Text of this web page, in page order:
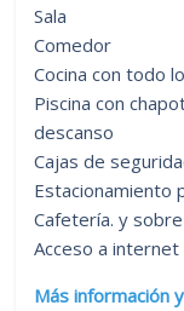
Sala
Comedor
Cocina con todo
Piscina con
descanso
Cajas de
Estacionamiento
Cafetería. y
Acceso a internet
Más información